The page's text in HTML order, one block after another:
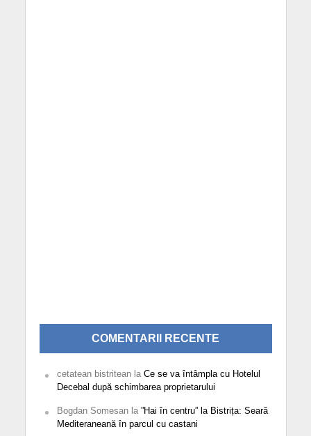
COMENTARII RECENTE
cetatean bistriteanla Ce se va întâmpla cu Hotelul
Decebal după schimbarea proprietarului
Bogdan Somesanla ”Hai în centru” la Bistrița: Seară
Mediteraneană în parcul cu castani